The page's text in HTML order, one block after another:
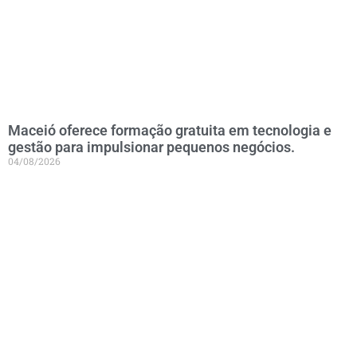
Maceió oferece formação gratuita em tecnologia e
gestão para impulsionar pequenos negócios.
04/08/2026